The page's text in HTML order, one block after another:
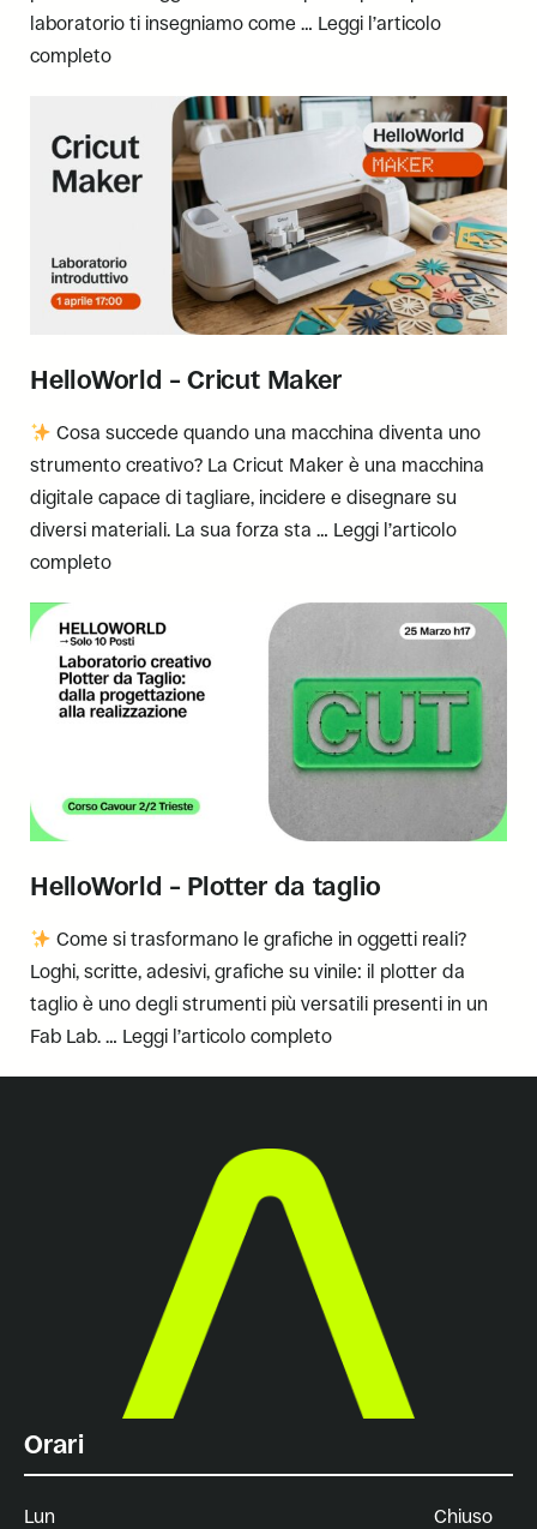
laboratorio ti insegniamo come … Leggi l’articolo
completo
HelloWorld – Cricut Maker
Cosa succede quando una macchina diventa uno
strumento creativo? La Cricut Maker è una macchina
digitale capace di tagliare, incidere e disegnare su
diversi materiali. La sua forza sta … Leggi l’articolo
completo
HelloWorld – Plotter da taglio
Come si trasformano le grafiche in oggetti reali?
Loghi, scritte, adesivi, grafiche su vinile: il plotter da
taglio è uno degli strumenti più versatili presenti in un
Fab Lab. … Leggi l’articolo completo
Orari
Lun
Chiuso